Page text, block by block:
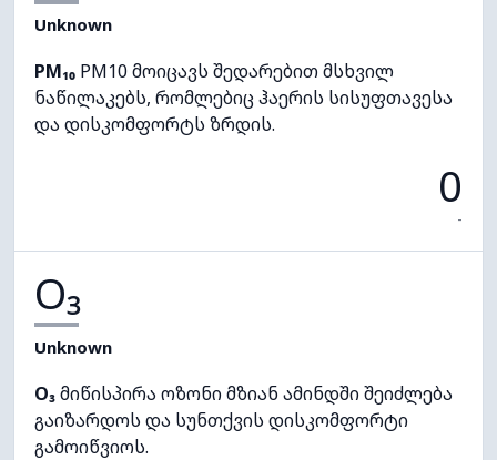
Unknown
PM₁₀ PM10 მოიცავს შედარებით მსხვილ
ნაწილაკებს, რომლებიც ჰაერის სისუფთავესა
და დისკომფორტს ზრდის.
0
-
O₃
Unknown
O₃მიწისპირა ოზონი მზიან ამინდში შეიძლება
გაიზარდოს და სუნთქვის დისკომფორტი
გამოიწვიოს.